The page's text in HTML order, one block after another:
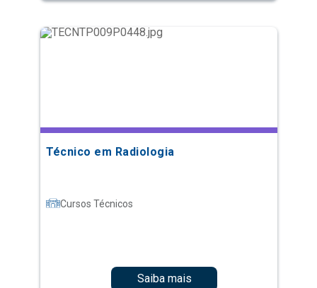
Técnico em Radiologia
Cursos Técnicos
Saiba mais